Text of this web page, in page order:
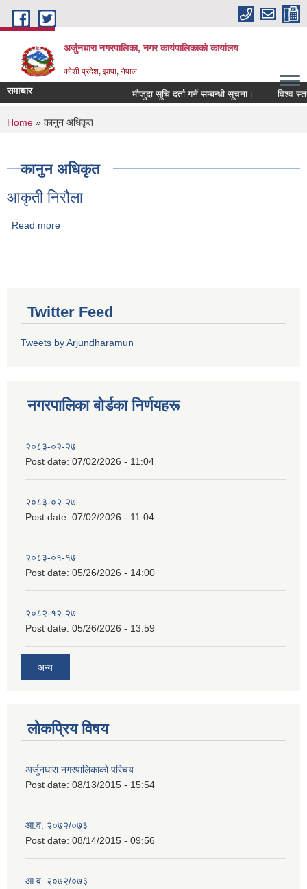
Skip to main content
अर्जुनधारा नगरपालिका, नगर कार्यपालिकाको कार्यालय
कोशी प्रदेश, झापा, नेपाल
समाचार मौजुदा सूचि दर्ता गर्ने सम्बन्धी सूचना। विश्व
You are here
Home » कानुन अधिकृत
कानुन अधिकृत
आकृती निरौला
Read more
Twitter Feed
Tweets by Arjundharamun
नगरपालिका बाेर्डका निर्णयहरू
२०८३-०२-२७
Post date: 07/02/2026 - 11:04
२०८३-०२-२७
Post date: 07/02/2026 - 11:04
२०८३-०१-१७
Post date: 05/26/2026 - 14:00
२०८२-१२-२७
Post date: 05/26/2026 - 13:59
अन्य
लोकप्रिय विषय
अर्जुनधारा नगरपालिकाको परिचय
Post date: 08/13/2015 - 15:54
आ.व. २०७२/०७३
Post date: 08/14/2015 - 09:56
आ.व. २०७२/०७३